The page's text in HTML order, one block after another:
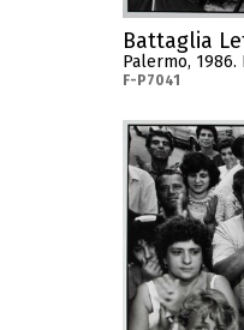
Battaglia
Palermo,
F-P7041